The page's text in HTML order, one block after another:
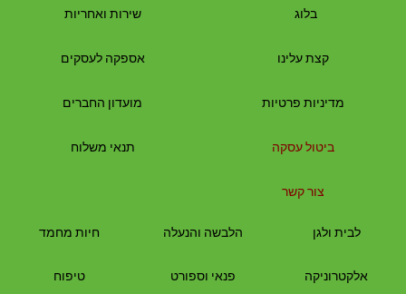
בלוג
קצת עלינו
מדיניות פרטיות
ביטול עסקה
צור קשר
שירות ואחריות
אספקה לעסקים
מועדון החברים
תנאי משלוח
לבית ולגן
אלקטרוניקה
הלבשה והנעלה
פנאי וספורט
חיות מחמד
טיפוח